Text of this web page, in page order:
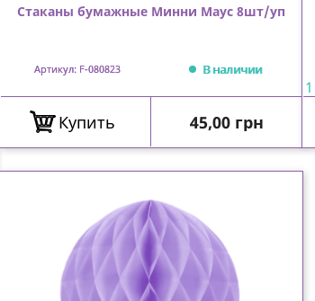
Стаканы бумажные Mинни Маус 8шт/уп
Артикул: F-080823 В наличии
Купить Цена
45,00 грн
1